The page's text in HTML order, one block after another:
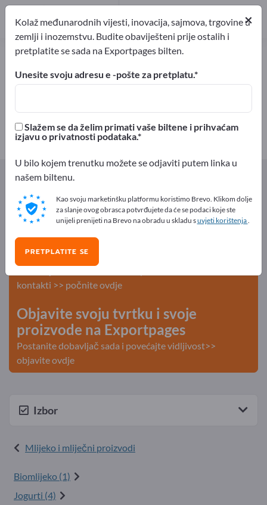
Mlijeko i mliječni proizvodi –
pronađite proizvođače i
dobavljače
21 21
Exportpages
Mlijeko i mliječni proizvodi
Besplatno oglašavajte na
Exportpages!
kontakti >> počnite ovdje
Objavite svoju tvrtku i svoje
proizvode na Exportpages
Postanite dobavljač sada i povećajte vidljivost>>
objavite ovdje
Izbor
Mlijeko i mliječni proizvodi
Biomlijeko (1)
Jogurti (4)
×
Kolaž međunarodnih vijesti, inovacija, sajmova, trgovine u
zemlji i inozemstvu. Budite obaviješteni prije ostalih i
pretplatite se sada na Exportpages bilten.
Unesite svoju adresu e -pošte za pretplatu.
Slažem se da želim primati vaše biltene i prihvaćam
izjavu o privatnosti podataka.
U bilo kojem trenutku možete se odjaviti putem linka u
našem biltenu.
Kao svoju marketinšku platformu koristimo Brevo. Klikom dolje
za slanje ovog obrasca potvrđujete da će se podaci koje ste
unijeli prenijeti na Brevo na obradu u skladu suvjeti korištenja.
PRETPLATITE SE